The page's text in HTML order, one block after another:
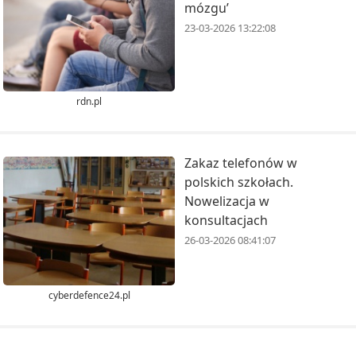
rdn.pl
mózgu’
23-03-2026 13:22:08
cyberdefence24.pl
Zakaz telefonów w
polskich szkołach.
Nowelizacja w
konsultacjach
26-03-2026 08:41:07